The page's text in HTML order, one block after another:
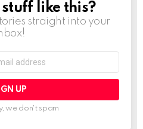
like this?
straight into your
we don't spam